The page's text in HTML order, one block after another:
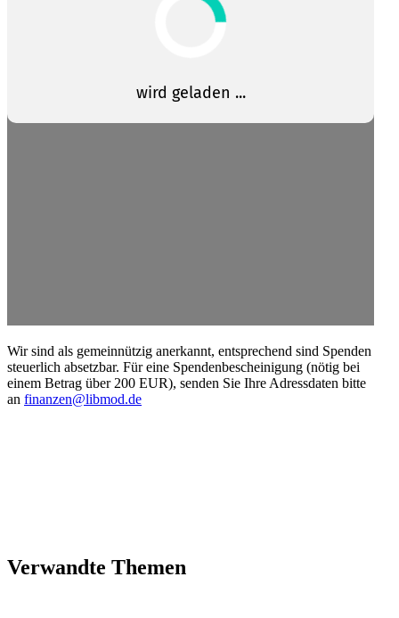
Wir sind als gemein­nützig anerkannt, entspre­chend sind Spenden
steuerlich absetzbar. Für eine Spenden­be­schei­nigung (nötig bei
einem Betrag über 200 EUR), senden Sie Ihre Adress­daten bitte
an finanzen@libmod.de
Verwandte Themen